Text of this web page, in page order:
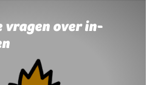
vragen over in-